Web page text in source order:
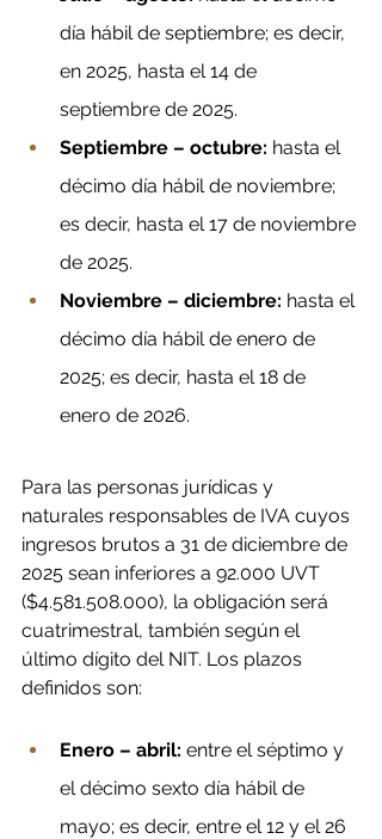
día hábil de septiembre; es decir,
en 2025, hasta el 14 de
septiembre de 2025.
Septiembre – octubre: hasta el
décimo día hábil de noviembre;
es decir, hasta el 17 de noviembre
de 2025.
Noviembre – diciembre: hasta el
décimo día hábil de enero de
2025; es decir, hasta el 18 de
enero de 2026.
Para las personas jurídicas y
naturales responsables de IVA cuyos
ingresos brutos a 31 de diciembre de
2025 sean inferiores a 92.000 UVT
($4.581.508.000), la obligación será
cuatrimestral, también según el
último dígito del NIT. Los plazos
definidos son:
Enero – abril: entre el séptimo y
el décimo sexto día hábil de
mayo; es decir, entre el 12 y el 26